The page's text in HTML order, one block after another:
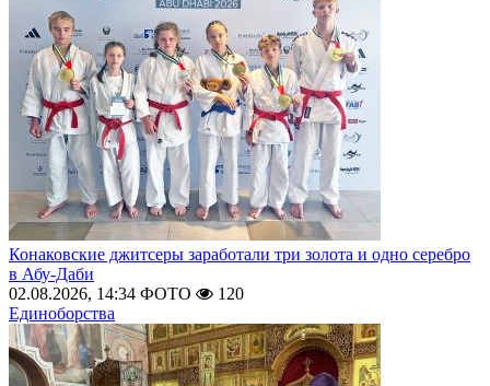
Конаковские джитсеры заработали три золота и одно серебро
в Абу-Даби
02.08.2026, 14:34 ФОТО
120
Единоборства